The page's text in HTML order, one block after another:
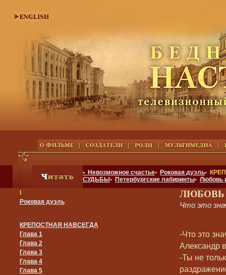
• Невозможное счастье• Роковая дуэль•
СУДЬБЫ • Петербургские лабиринты• Любовь
Роковая дуэль
КРЕПОСТНАЯ НАВСЕГДА
Глава 1
Глава 2
Глава 3
Глава 4
Глава 5
ЛЮБОВЬ
Что это
-Что это
Александр
-Ты не